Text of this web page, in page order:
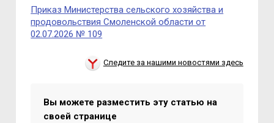
Приказ Министерства сельского хозяйства и
продовольствия Смоленской области от
02.07.2026 № 109
Следите за нашими новостями здесь
Вы можете разместить эту статью на
своей странице